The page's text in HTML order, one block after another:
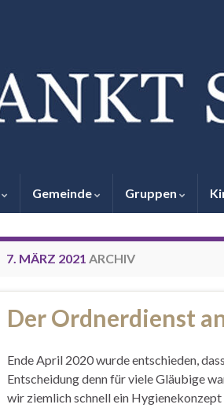
Gemeinde Gruppen
7. MÄRZ 2021 ARCHIV
Der Ordnerdienst
Ende April 2020 wurde entschieden,
Entscheidung denn für viele Gläubige
wir ziemlich schnell ein